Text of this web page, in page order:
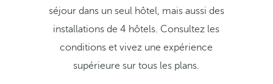
séjour dans un seul hôtel, mais aussi des
installations de 4 hôtels. Consultez les
conditions et vivez une expérience
supérieure sur tous les plans.